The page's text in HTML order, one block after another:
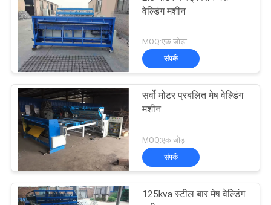
वेल्डिंग मशीन
MOQ:एक जोड़ा
संपर्क
सर्वो मोटर प्रबलित मेष वेल्डिंग
मशीन
MOQ:एक जोड़ा
संपर्क
125kva स्टील बार मेष वेल्डिंग